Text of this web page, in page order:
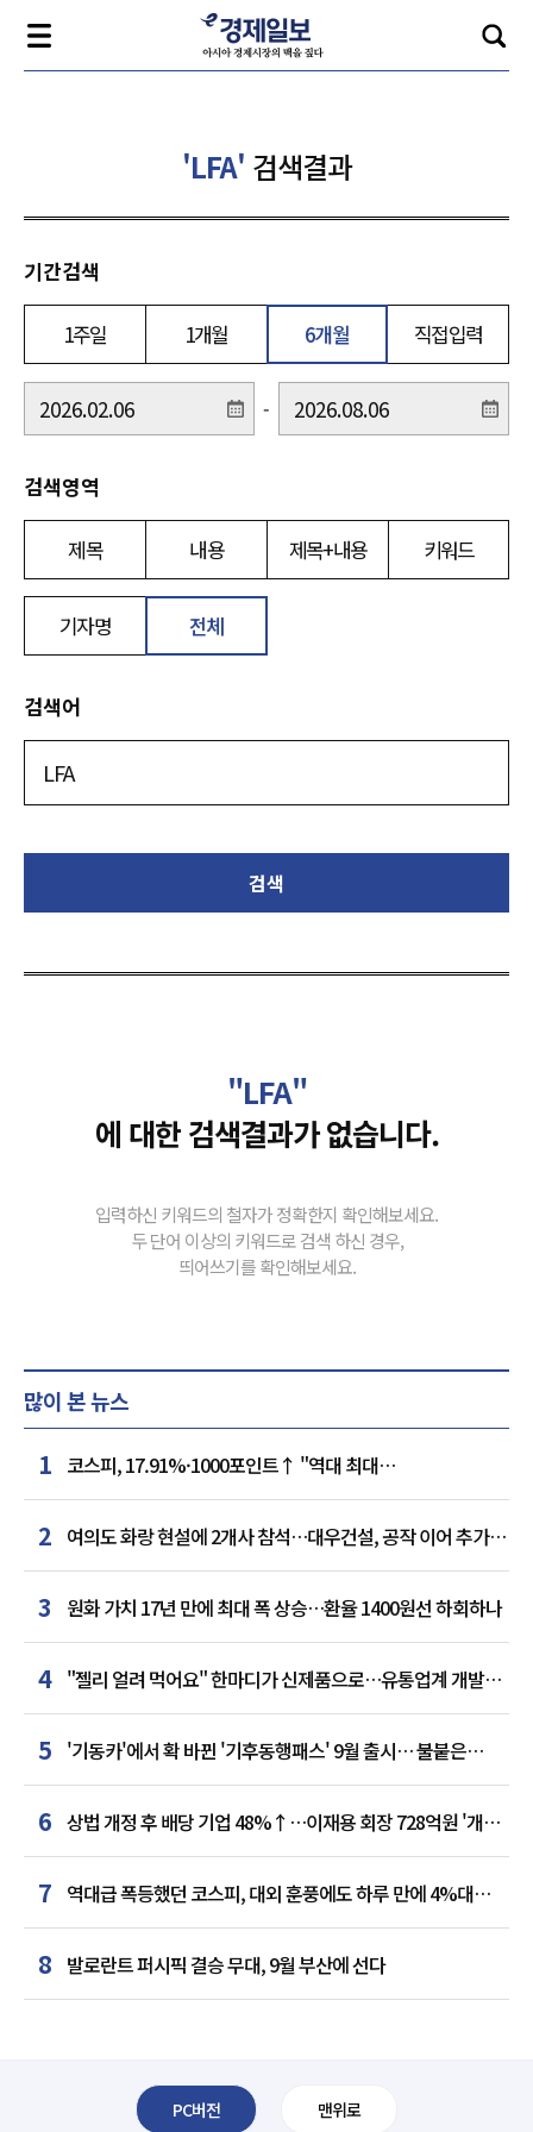
'LFA' 검색결과
기간검색
1주일 1개월 6개월 직접입력
-
검색영역
제목 내용 제목+내용 키워드
기자명 전체
검색어
검색
"LFA"
에 대한 검색결과가 없습니다.
입력하신 키워드의 철자가 정확한지 확인해보세요.
두 단어 이상의 키워드로 검색 하신 경우,
띄어쓰기를 확인해보세요.
많이 본 뉴스
1 코스피, 17.91%·1000포인트↑ "역대 최대
상승률"…'삼전닉스' 동반 상한가
2 여의도 화랑 현설에 2개사 참석…대우건설, 공작 이어 추가
거점 확보하나
3 원화 가치 17년 만에 최대 폭 상승…환율 1400원선 하회하나
4 "젤리 얼려 먹어요" 한마디가 신제품으로…유통업계 개발실
된 SNS
5 '기동카'에서 확 바뀐 '기후동행패스' 9월 출시… 불붙은
카드사 경쟁
6 상법 개정 후 배당 기업 48%↑…이재용 회장 728억원 '개인
최다'
7 역대급 폭등했던 코스피, 대외 훈풍에도 하루 만에 4%대
급락
8 발로란트 퍼시픽 결승 무대, 9월 부산에 선다
PC버전 맨위로